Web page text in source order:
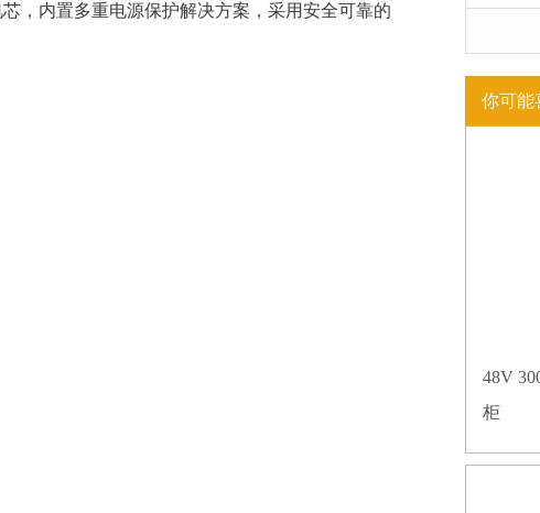
，内置多重电源保护解决方案，采用安全可靠的
你可能
48V
柜